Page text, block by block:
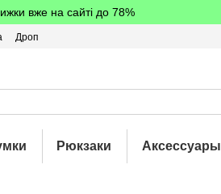
вже на сайті до 78%
Дроп
Рюкзаки Аксессуары